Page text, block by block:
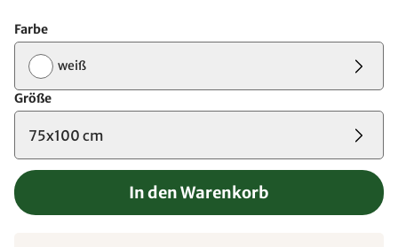
Farbe
weiß
Größe
75x100 cm
In den Warenkorb